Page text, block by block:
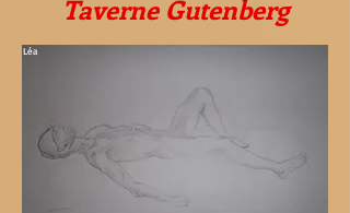
Taverne Gutenberg
Léa